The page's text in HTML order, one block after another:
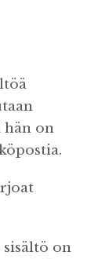
hän on
sisältö on